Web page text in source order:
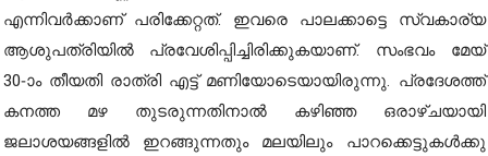
എന്നിവർക്കാണ് പരിക്കേറ്റത്. ഇവരെ പാലക്കാട്ടെ സ്വകാര്യ
ആശുപത്രിയിൽ പ്രവേശിപ്പിച്ചിരിക്കുകയാണ്. സംഭവം മേയ്
30-ാം തീയതി രാത്രി എട്ട് മണിയോടെയായിരുന്നു. പ്രദേശത്ത്
കനത്ത മഴ തുടരുന്നതിനാൽ കഴിഞ്ഞ ഒരാഴ്ചയായി
ജലാശയങ്ങളിൽ ഇറങ്ങുന്നതും മലയിലും പാറക്കെട്ടുകൾക്കു